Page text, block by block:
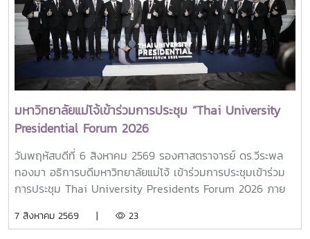
มหาวิทยาลัยแม่โจ้เข้าร่วมการประชุม “Thai University
Presidential Forum 2026
วันพฤหัสบดีที่ 6 สิงหาคม 2569 รองศาสตราจารย์ ดร.วีระพล
ทองมา อธิการบดีมหาวิทยาลัยแม่โจ้ เข้าร่วมการประชุมเข้าร่วม
การประชุม Thai University Presidents Forum 2026 ภาย
ได้รับเกียรติจาก ศาสตราจารย์ ดร.ยศชนัน วงศ์สวัสดิ์ รองนายก
7 สิงหาคม 2569 | 23